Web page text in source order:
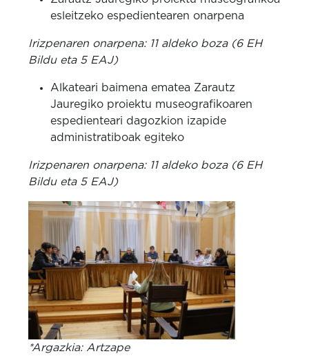
esleitzeko espedientearen onarpena
Irizpenaren onarpena: 11 aldeko boza (6 EH
Bildu eta 5 EAJ)
Alkateari baimena ematea Zarautz
Jauregiko proiektu museografikoaren
espedienteari dagozkion izapide
administratiboak egiteko
Irizpenaren onarpena: 11 aldeko boza (6 EH
Bildu eta 5 EAJ)
*Argazkia: Artzape